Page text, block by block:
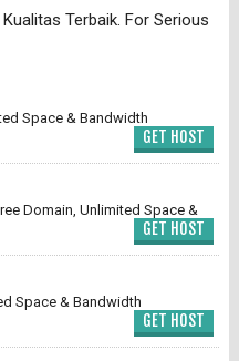
Terbaik. For Serious
Space & Bandwidth
GET HOST
Domain, Unlimited Space &
GET HOST
Space & Bandwidth
GET HOST